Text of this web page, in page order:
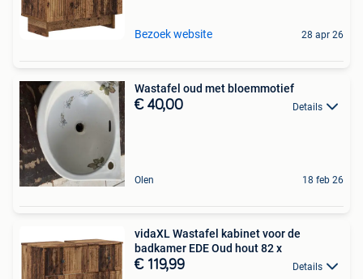
Bezoek website 28 apr 26
Wastafel oud met bloemmotief
€ 40,00 Details
Olen 18 feb 26
vidaXL Wastafel kabinet voor de
badkamer EDE Oud hout 82 x
€ 119,99 Details